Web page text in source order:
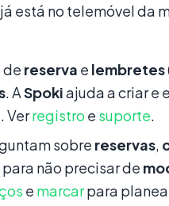
está no telemóvel da
de reserva e lembretes
. ASpokiajuda a criar e
Verregistro e suporte
sobre reservas
para não precisar de
e marcarpara